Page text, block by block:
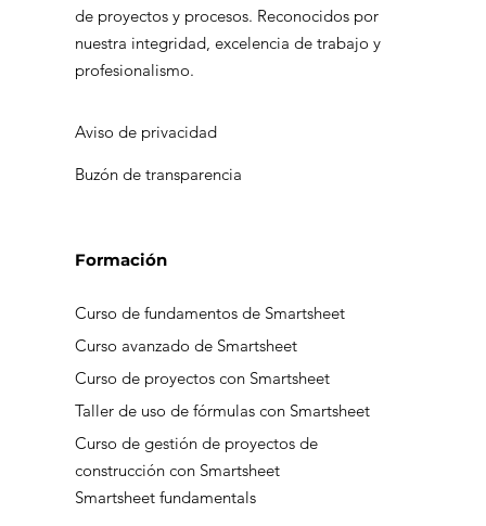
La cultura de los datos y sus
resultados tangibles
Formación
Curso de fundamentos de Smartsheet
Curso avanzado de Smartsheet
Curso de proyectos con Smartsheet
Taller de uso de fórmulas con Smartsheet
Curso de gestión de proyectos de
construcción con Smartsheet
Smartsheet fundamentals
de proyectos y procesos. Reconocidos por
nuestra integridad, excelencia de trabajo y
profesionalismo.
Aviso de privacidad
Buzón de transparencia